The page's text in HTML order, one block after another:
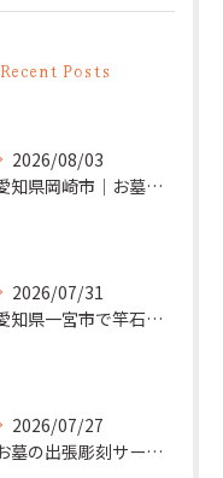
Recent Posts
2026/08/03
愛知県岡崎市｜お墓の追加彫り施工例 ｜彫刻本舗
2026/07/31
愛知県一宮市で竿石への追加彫刻｜彫刻本舗
2026/07/27
お墓の出張彫刻サービス【彫刻本舗】愛知県豊明市